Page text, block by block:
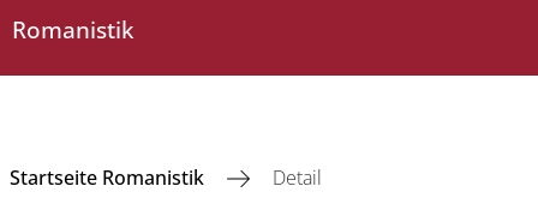
Romanistik
Startseite Romanistik Detail